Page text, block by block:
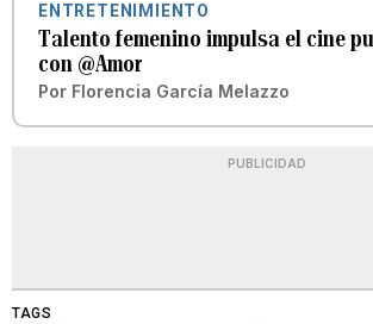
ENTRETENIMIENTO
Talento femenino impulsa el cine
con @Amor
Por Florencia García Melazzo
PUBLICIDAD
TAGS